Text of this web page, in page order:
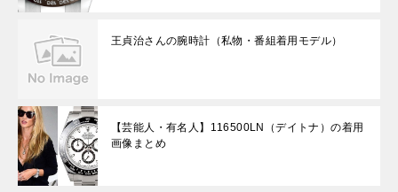
王貞治さんの腕時計（私物・番組着用モデル）
【芸能人・有名人】116500LN（デイトナ）の着用
画像まとめ